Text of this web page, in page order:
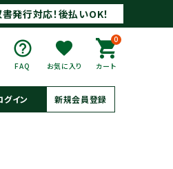
発行対応！後払いOK！
FAQ お気に入り
0
カート
グイン 新規会員登録